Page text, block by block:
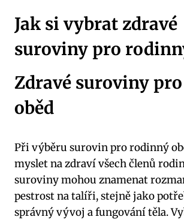
Jak si vybrat zdravé
suroviny ⁤pro⁢
Zdravé suroviny
oběd
Při ​výběru surovin pro rodinný
‍myslet na‍ zdraví ‌všech členů
suroviny mohou znamenat
pestrost na talíři,⁤ stejně⁢ jako‍
správný vývoj⁤ a fungování​ těla.